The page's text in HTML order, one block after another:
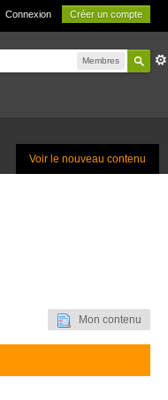
Connexion Créer un compte
Membres
Voir le nouveau contenu
Mon contenu